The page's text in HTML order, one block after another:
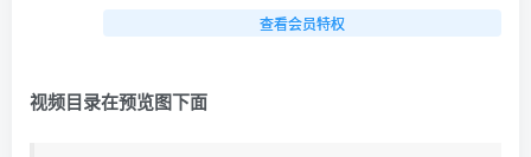
查看会员特权
视频目录在预览图下面